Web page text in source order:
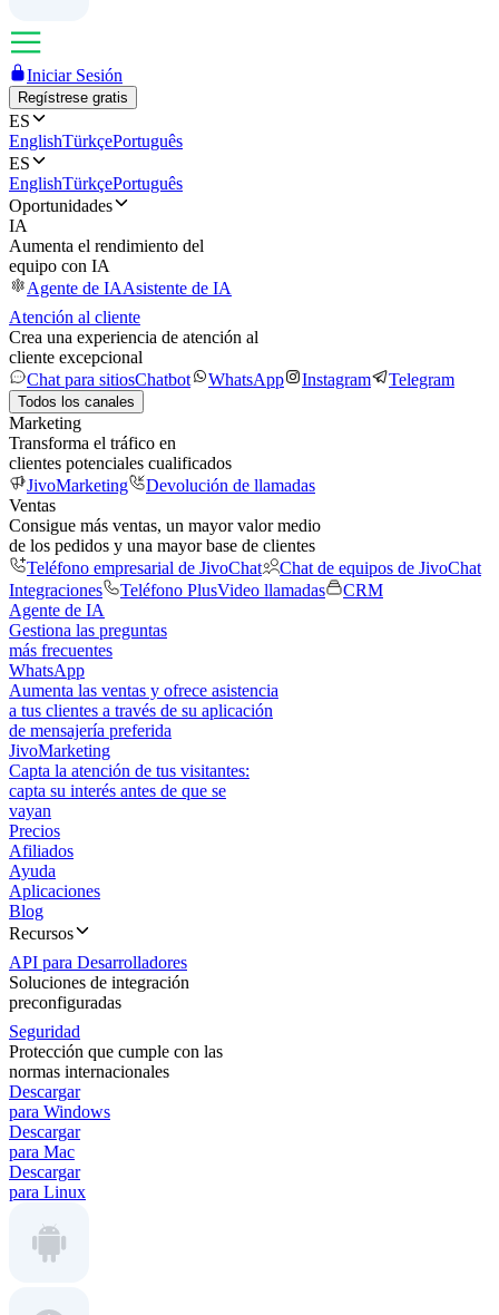
Iniciar Sesión
Regístrese gratis
ES
EnglishTürkçePortuguês
ES
EnglishTürkçePortuguês
Oportunidades
IA
Aumenta el rendimiento del
equipo con IA
Agente de IAAsistente de IA
Atención al cliente
Crea una experiencia de atención al
cliente excepcional
Chat para sitiosChatbot WhatsApp Instagram Telegram
Todos los canales
Marketing
Transforma el tráfico en
clientes potenciales cualificados
JivoMarketing
Devolución de llamadas
Ventas
Consigue más ventas, un mayor valor medio
de los pedidos y una mayor base de clientes
Teléfono empresarial de JivoChat
Chat de equipos de JivoChat
Integraciones
Teléfono PlusVideo llamadas
CRM
Agente de IA
Gestiona las preguntas
más frecuentes
WhatsApp
Aumenta las ventas y ofrece asistencia
a tus clientes a través de su aplicación
de mensajería preferida
JivoMarketing
Capta la atención de tus visitantes:
capta su interés antes de que se
vayan
Precios
Afiliados
Ayuda
Aplicaciones
Blog
Recursos
API para Desarrolladores
Soluciones de integración
preconfiguradas
Seguridad
Protección que cumple con las
normas internacionales
Descargar
para Windows
Descargar
para Mac
Descargar
para Linux